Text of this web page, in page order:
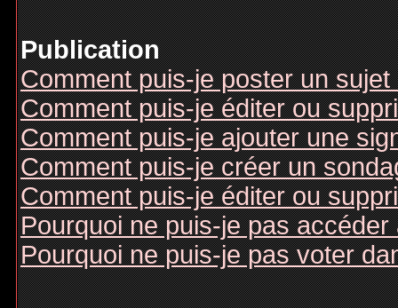
Publication
Comment puis-je poster un
Comment puis-je éditer ou
Comment puis-je ajouter une
Comment puis-je créer un
Comment puis-je éditer ou
Pourquoi ne puis-je pas accéder
Pourquoi ne puis-je pas voter